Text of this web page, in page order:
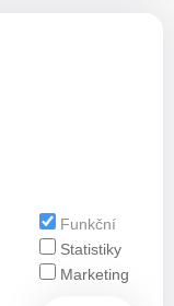
Funkční
Statistiky
Marketing